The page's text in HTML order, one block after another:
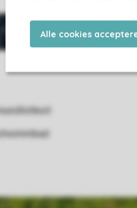
Alle cookies